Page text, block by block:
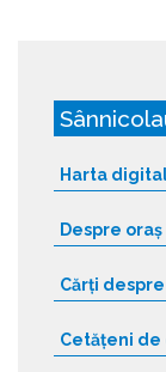
Harta
Despre oraș
Cărți
Cetățeni de